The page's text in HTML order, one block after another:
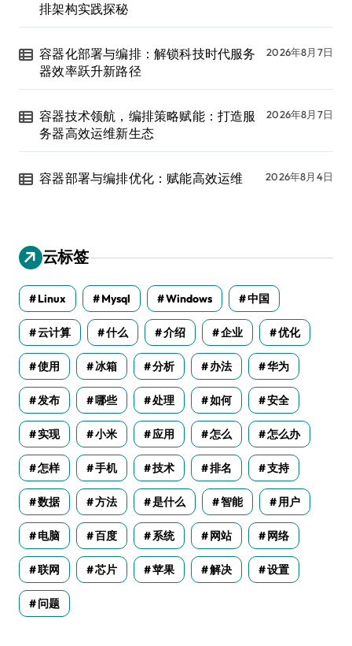
排架构实践探秘
容器化部署与编排：解锁科技时代服务
器效率跃升新路径
2026年8月7日
容器技术领航，编排策略赋能：打造服
务器高效运维新生态
2026年8月7日
容器部署与编排优化：赋能高效运维 2026年8月4日
云标签
Linux Mysql Windows 中国
云计算 什么 介绍 企业 优化
使用 冰箱 分析 办法 华为
发布 哪些 处理 如何 安全
实现 小米 应用 怎么 怎么办
怎样 手机 技术 排名 支持
数据 方法 是什么 智能 用户
电脑 百度 系统 网站 网络
联网 芯片 苹果 解决 设置
问题